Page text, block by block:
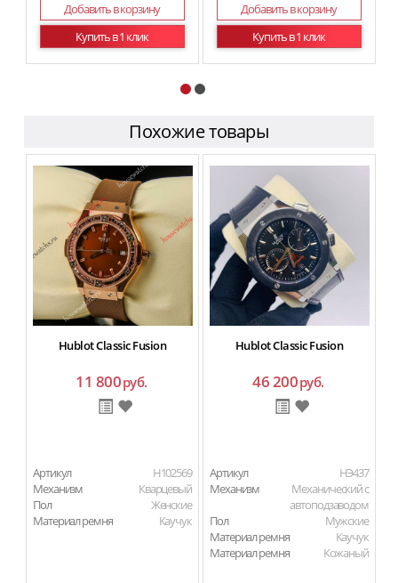
Добавить в корзину
Купить в 1 клик
Добавить в корзину
Купить в 1 клик
Похожие товары
Hublot Classic Fusion
11 800руб.
Артикул
H102569
Механизм
Кварцевый
Пол
Женские
Материал ремня
Каучук
Hublot Classic Fusion
46 200руб.
Артикул
HЭ437
Механизм
Механический с
автоподзаводом
Пол
Мужские
Материал ремня
Каучук
Материал ремня
Кожаный